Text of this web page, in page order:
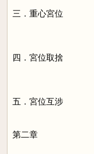
三．重心宮位
四．宮位取捨
五．宮位互涉
第二章